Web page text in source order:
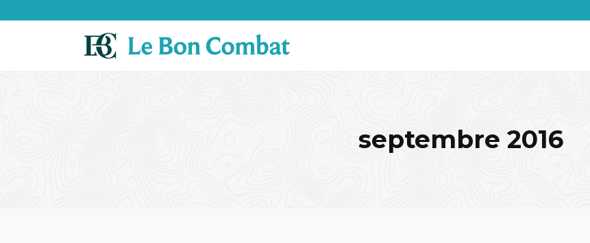
septembre 2016